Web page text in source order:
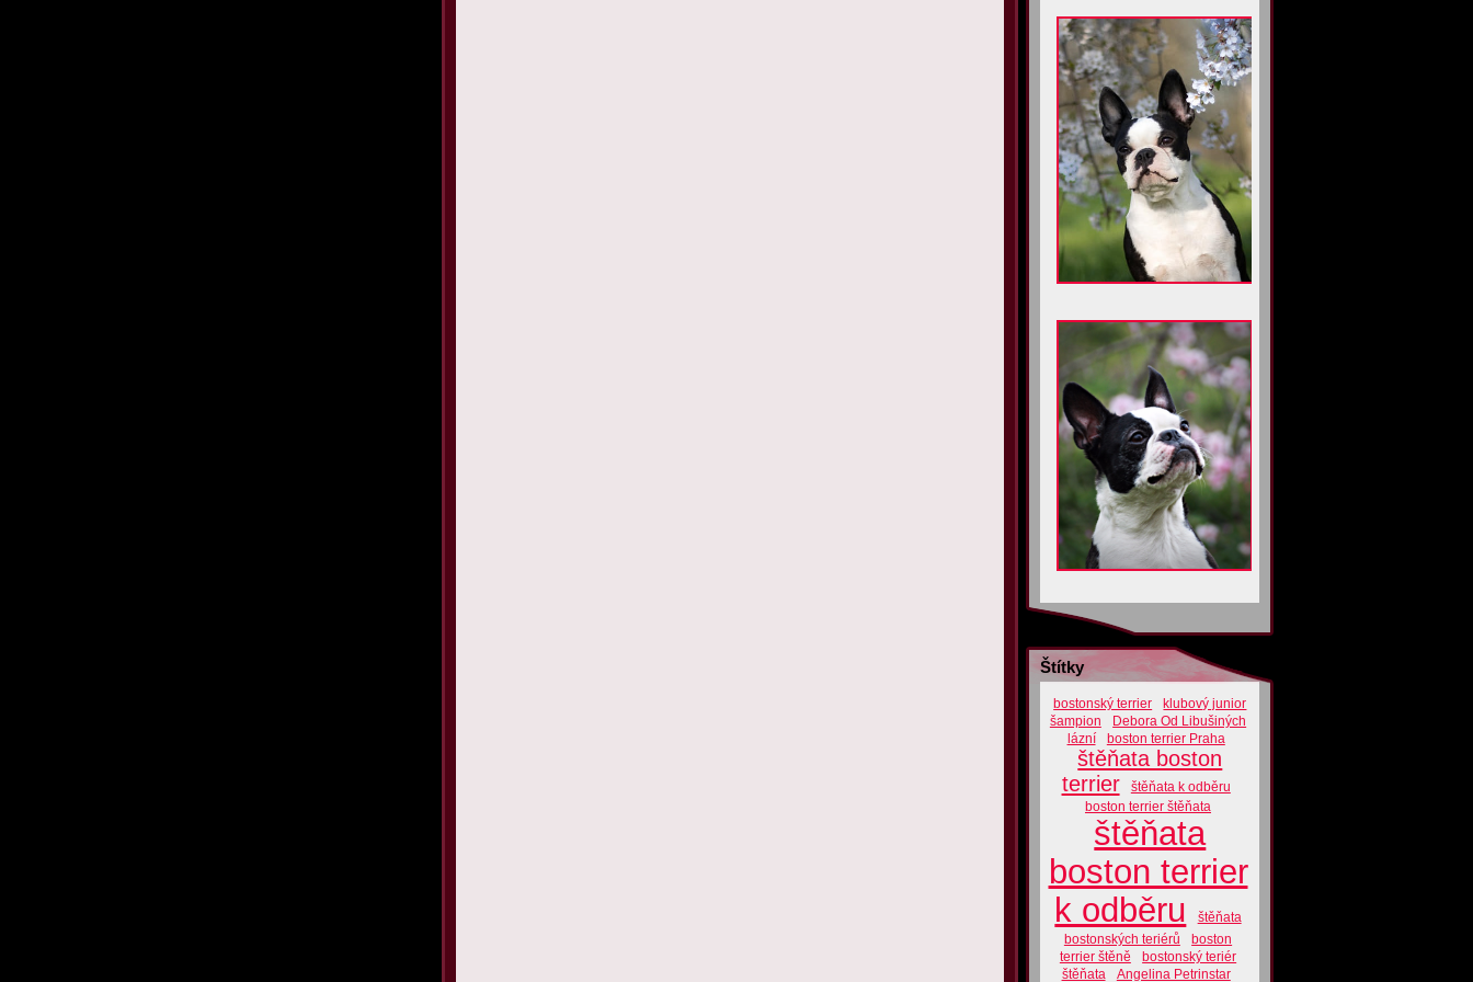
Štítky
bostonský terrier
klubový junior
šampion
Debora Od Libušiných
lázní
boston terrier Praha
štěňata boston
terrier
štěňata k odběru
boston terrier štěňata
štěňata
boston terrier
k odběru
štěňata
bostonských teriérů
boston
terrier štěně
bostonský teriér
štěňata
Angelina Petrinstar